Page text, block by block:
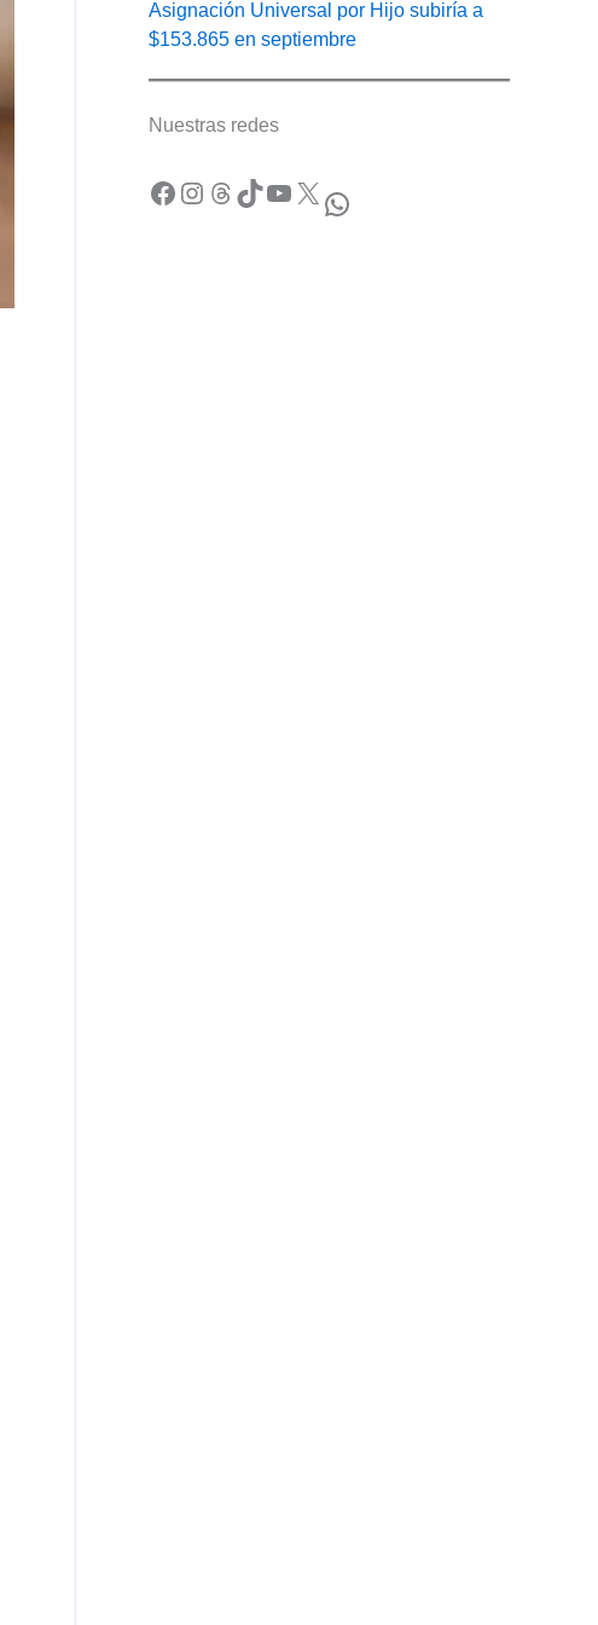
Asignación Universal por Hijo subiría a
$153.865 en septiembre
Nuestras redes
Facebook Instagram Threads TikTok YouTube X WhatsApp